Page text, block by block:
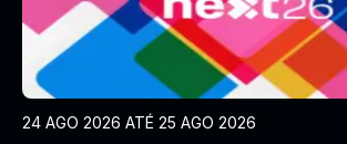
24 AGO 2026 ATÉ 25 AGO 2026